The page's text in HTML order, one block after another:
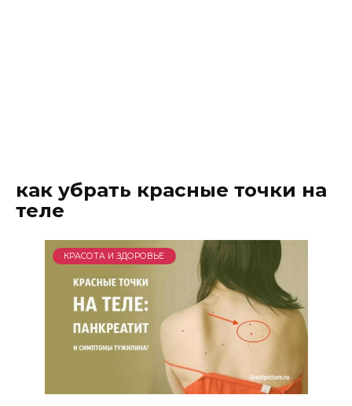
как убрать красные точки на
теле
КРАСОТА И ЗДОРОВЬЕ